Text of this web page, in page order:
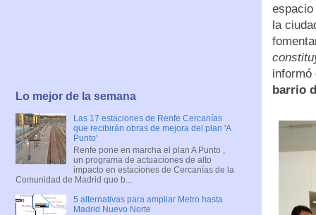
la
informó
barrio
Lo mejor de la semana
Las 17 estaciones de Renfe Cercanías
que recibirán obras de mejora del plan 'A
Punto'
Renfe pone en marcha el plan A Punto ,
un programa de actuaciones de alto
impacto en estaciones de Cercanías de la
Comunidad de Madrid que b...
5 alternativas para ampliar Metro hasta
Madrid Nuevo Norte